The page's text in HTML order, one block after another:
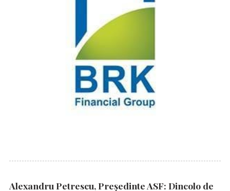
Alexandru Petrescu, Președinte ASF: Dincolo de